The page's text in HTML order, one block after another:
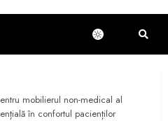
mobilierul non-medical al
în confortul pacienților